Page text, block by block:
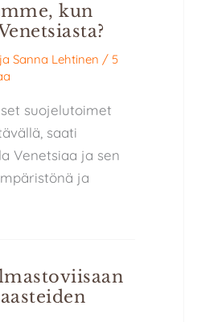
kun
Sanna Lehtinen / 5
suojelutoimet
saati
Venetsiaa ja sen
ja